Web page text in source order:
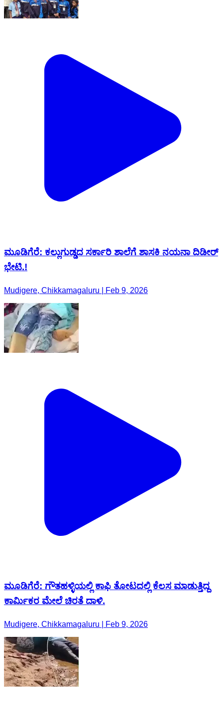
ಮೂಡಿಗೆರೆ: ಕಲ್ಲುಗುಡ್ಡದ ಸರ್ಕಾರಿ ಶಾಲೆಗೆ ಶಾಸಕಿ ನಯನಾ ದಿಡೀರ್
ಭೇಟಿ.!
Mudigere, Chikkamagaluru | Feb 9, 2026
ಮೂಡಿಗೆರೆ: ಗೌತಹಳ್ಳಿಯಲ್ಲಿ ಕಾಫಿ ತೋಟದಲ್ಲಿ ಕೆಲಸ ಮಾಡುತ್ತಿದ್ದ
ಕಾರ್ಮಿಕರ ಮೇಲೆ ಚಿರತೆ ದಾಳಿ.
Mudigere, Chikkamagaluru | Feb 9, 2026